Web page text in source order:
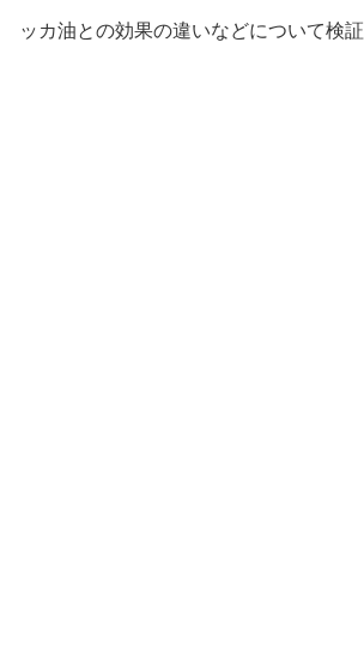
ッカ油との効果の違いなどについて検証